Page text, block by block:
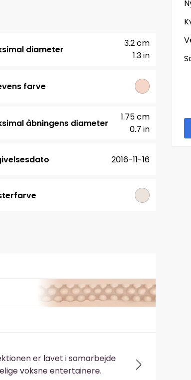
diameter
1.3 in
3.2 cm
farve
åbningens diameter
0.7 in
1.75 cm
2016-11-16
er lavet i samarbejde
voksne entertainere.